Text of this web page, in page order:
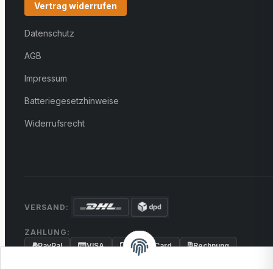
Vertrag widerrufen
Datenschutz
AGB
Impressum
Batteriegesetzhinweise
Widerrufsrecht
VERSAND:
ZAHLUNG:
PayPal
VISA MasterCard
Rechnung